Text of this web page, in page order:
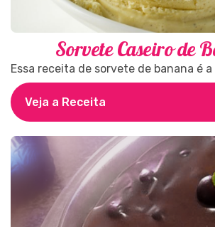
Sorvete Caseiro de
Essa receita de sorvete de banana é a
Veja a Receita